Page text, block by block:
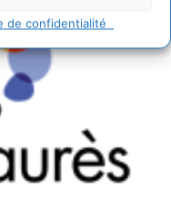
de confidentialité